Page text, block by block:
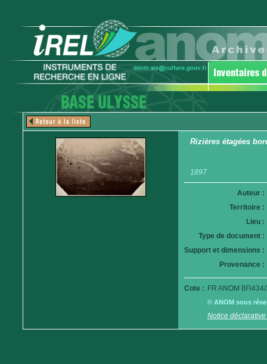
Rizières étagées
1897
Auteur :
Territoire :
Lieu :
Type de document :
Support et dimensions :
Provenance :
Cote : FR ANOM
© ANOM sous
Notice